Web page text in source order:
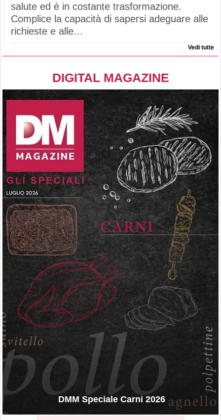
salute ed è in costante trasformazione.
Complice la capacità di sapersi adeguare alle
richieste e alle…
Vedi tutte
DIGITAL MAGAZINE
DMM Speciale Carni 2026